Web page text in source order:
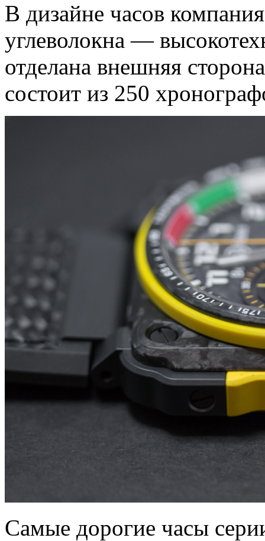
В дизайне часов
углеволокна —
отделана внешняя
состоит из 250
Самые дорогие часы